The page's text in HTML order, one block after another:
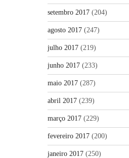
setembro 2017 (204)
agosto 2017 (247)
julho 2017 (219)
junho 2017 (233)
maio 2017 (287)
abril 2017 (239)
março 2017 (229)
fevereiro 2017 (200)
janeiro 2017 (250)